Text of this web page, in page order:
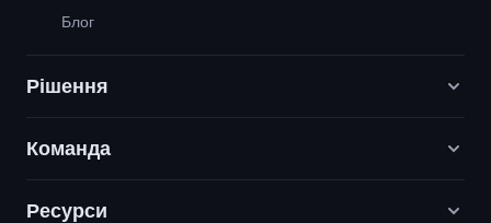
Блог
Рішення
Digital Маркетинг агенції
Команда
Вакансії
Ресурси